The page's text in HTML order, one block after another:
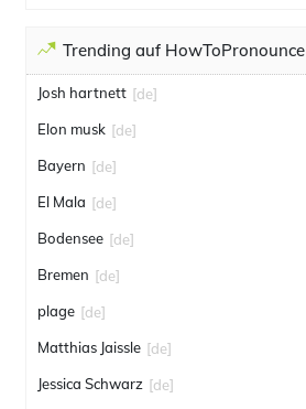
Trending auf HowToPronounce
Josh hartnett [de]
Elon musk [de]
Bayern [de]
El Mala [de]
Bodensee [de]
Bremen [de]
plage [de]
Matthias Jaissle [de]
Jessica Schwarz [de]